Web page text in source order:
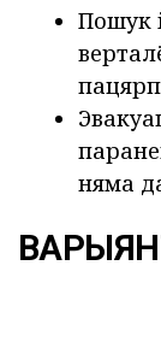
Пошук
няма